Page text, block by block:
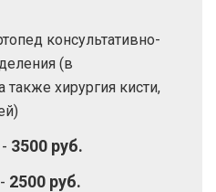
консультативно-
(в
также хирургия кисти,
3500 руб.
2500 руб.